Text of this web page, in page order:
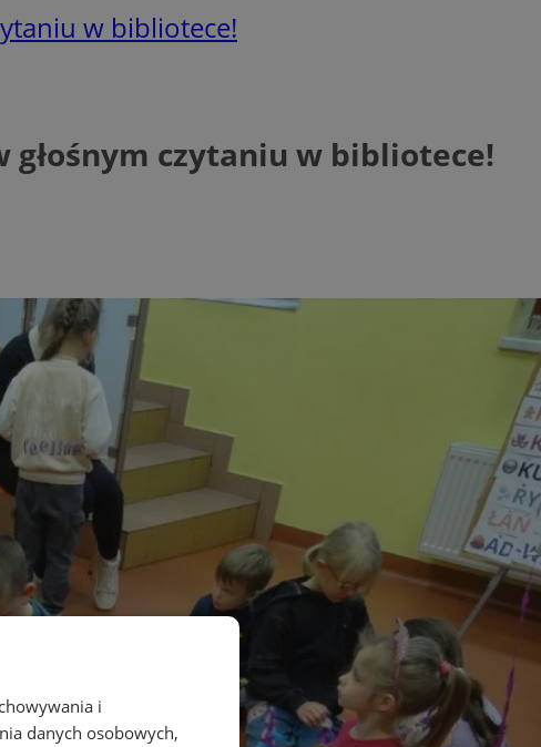
w bibliotece!
głośnym czytaniu w bibliotece!
i
danych osobowych,